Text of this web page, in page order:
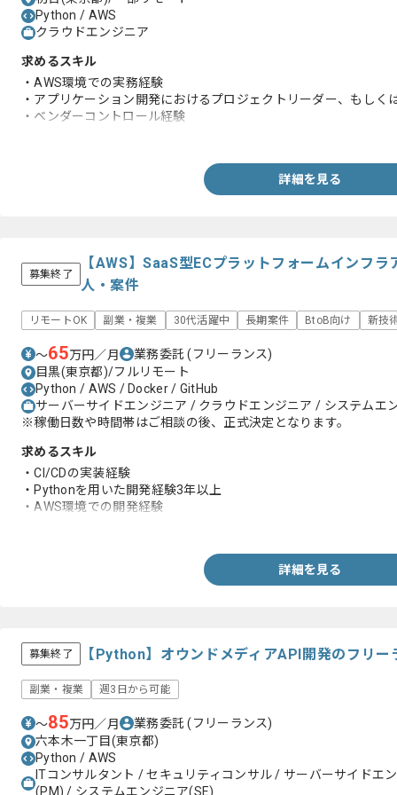
Python / AWS
クラウドエンジニア
求めるスキル
・AWS環境での実務経験
・アプリケーション開発におけるプロジェクトリーダー、もしく
・ベンダーコントロール経験
詳細を見る
募集終了
【AWS】SaaS型ECプラットフォームインフ
人・案件
リモートOK 副業・複業 30代活躍中 長期案件 BtoB向け 新技
〜65万円／月 業務委託(フリーランス)
目黒(東京都)/フルリモート
Python / AWS / Docker / GitHub
サーバーサイドエンジニア / クラウドエンジニア / システムエ
※稼働日数や時間帯はご相談の後、正式決定となります。
求めるスキル
・CI/CDの実装経験
・Pythonを用いた開発経験3年以上
・AWS環境での開発経験
詳細を見る
募集終了 【Python】オウンドメディアAPI開発のフリ
副業・複業 週3日から可能
〜85万円／月 業務委託(フリーランス)
六本木一丁目(東京都)
Python / AWS
ITコンサルタント / セキュリティコンサル / サーバーサイドエ
(PM) / システムエンジニア(SE)